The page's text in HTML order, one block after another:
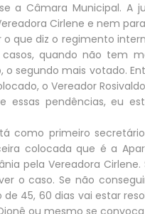
a Câmara Municipal.
Cirlene e nem
o que diz o regimento
quando não tem
segundo mais votado.
o Vereador
essas pendências, eu
como primeiro
colocada que é a
pela Vereadora
o caso. Se não
45, 60 dias vai estar
ou mesmo se